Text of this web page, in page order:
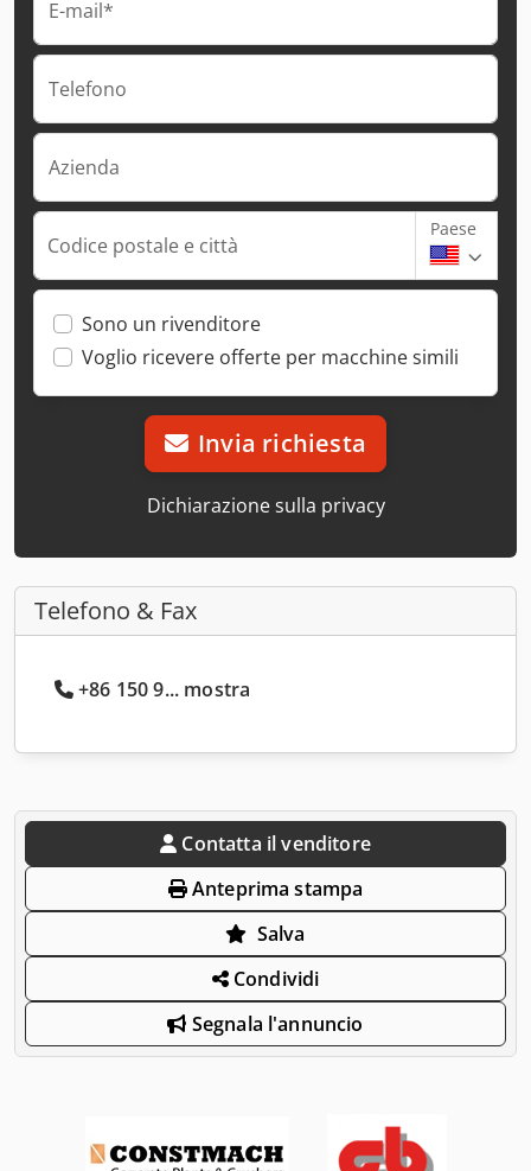
E-mail*
Telefono
Azienda
Codice postale e città
Paese
Sono un rivenditore
Voglio ricevere offerte per macchine simili
Invia richiesta
Dichiarazione sulla privacy
Telefono & Fax
+86 150 9... mostra
Contatta il venditore
Anteprima stampa
Salva
Condividi
Segnala l'annuncio